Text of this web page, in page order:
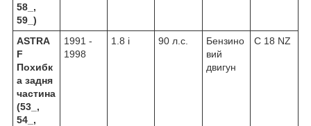
58_,
59_)
ASTRA
F
Похибк
а задня
частина
(53_,
54_,
1991 -
1998
1.8 i 90 л.с.
Бензино
вий
двигун
C 18 NZ